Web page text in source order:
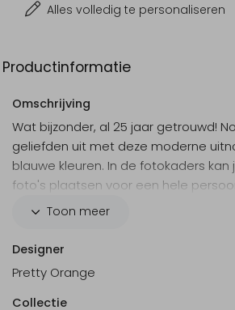
Alles volledig te personaliseren
Productinformatie
Omschrijving
Wat bijzonder, al 25 jaar getrouwd!
geliefden uit met deze moderne
blauwe kleuren. In de fotokaders kan
foto's plaatsen voor een hele
je toch liever een andere kleur of
je hier ook de tekst personaliseren.
gewenst!
Toon meer
Designer
Pretty Orange
Collectie